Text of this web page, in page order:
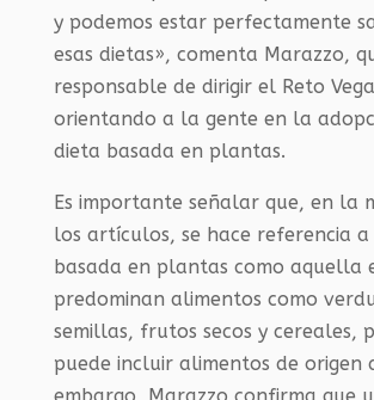
y podemos estar perfectamente
esas dietas», comenta Marazzo,
responsable de dirigir el Reto
orientando a la gente en la
dieta basada en plantas.
Es importante señalar que, en la
los artículos, se hace referencia
basada en plantas como aquella
predominan alimentos como
semillas, frutos secos y cereales,
puede incluir alimentos de origen